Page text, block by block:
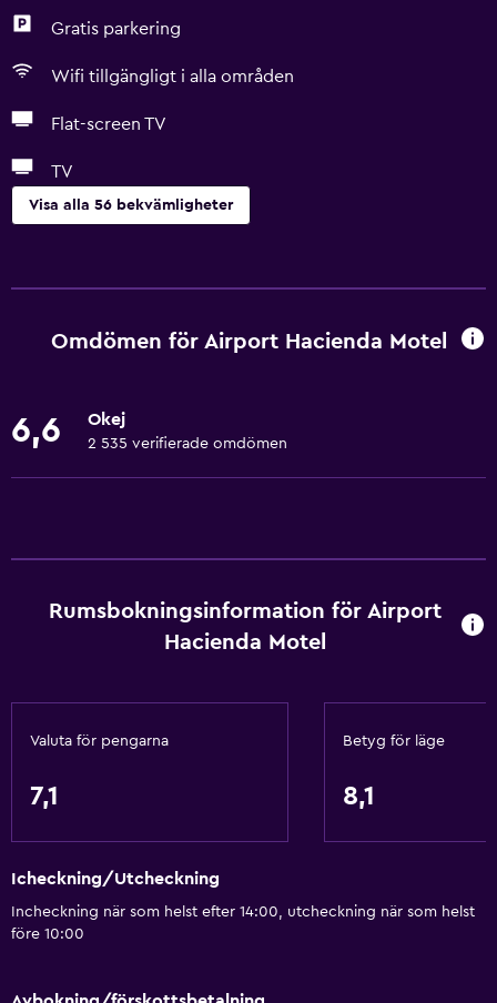
Gratis parkering
Wifi tillgängligt i alla områden
Flat-screen TV
TV
Visa alla 56 bekvämligheter
Gratis WiFi
Handdukar
Kroppstvål
Restauranger
Te/kaffebryggare
Kylskåp
Försäljningsautomat (drycker)
Omdömen för Airport Hacienda Motel
6,6 Okej
2 535 verifierade omdömen
Rumsbokningsinformation för Airport
Hacienda Motel
Valuta för pengarna
7,1
Betyg för läge
8,1
Icheckning/Utcheckning
Incheckning när som helst efter 14:00, utcheckning när som helst
före 10:00